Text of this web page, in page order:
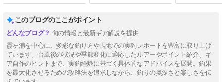
このブログのここがポイント
旬の情報と最新ギア解説を提供
霞ヶ浦を中心に、多彩な釣り方や現地での実釣レポートを豊富に取り上げ
ています。台風後の状況や季節変化に適応したルアーやポイント紹介、ギ
ア自作のヒントまで、実釣経験に基づく具体的なアドバイスを展開。釣果
を最大化させるための攻略法を追求しながら、釣りの奥深さと楽しさを伝